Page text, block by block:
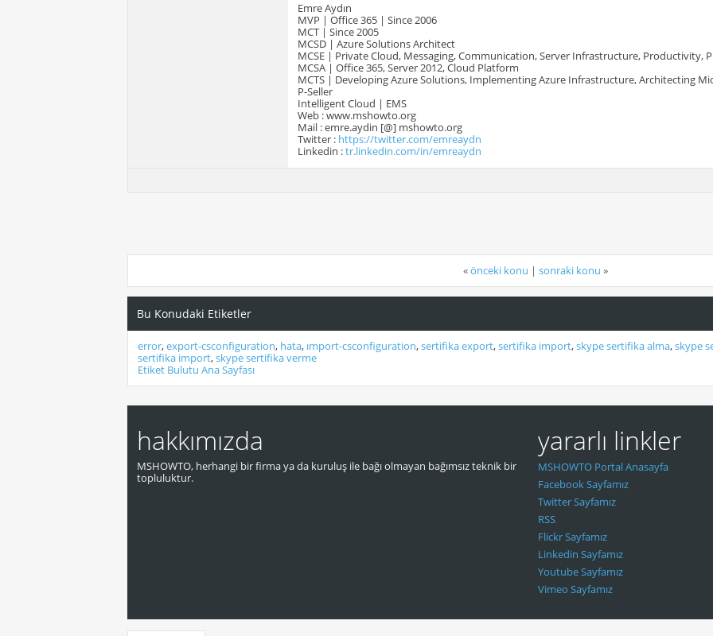
Emre Aydın
MVP | Office 365 | Since 2006
MCT | Since 2005
MCSD | Azure Solutions Architect
MCSE | Private Cloud, Messaging, Communication, Server Infrastructure, Productivity,
MCSA | Office 365, Server 2012, Cloud Platform
MCTS | Developing Azure Solutions, Implementing Azure Infrastructure, Architecting
P-Seller
Intelligent Cloud | EMS
Web : www.mshowto.org
Mail : emre.aydin [@] mshowto.org
Twitter : https://twitter.com/emreaydn
Linkedin :tr.linkedin.com/in/emreaydn
«önceki konu | sonraki konu »
Bu Konudaki Etiketler
error,export-csconfiguration, hata, ımport-csconfiguration,sertifika export,sertifika import,skype sertifika alma,skype
sertifika import,skype sertifika verme
Etiket Bulutu Ana Sayfası
hakkımızda
MSHOWTO, herhangi bir firma ya da kuruluş ile bağı olmayan bağımsız teknik bir
topluluktur.
yararlı linkler
MSHOWTO Portal Anasayfa
Facebook Sayfamız
Twitter Sayfamız
RSS
Flickr Sayfamız
Linkedin Sayfamız
Youtube Sayfamız
Vimeo Sayfamız